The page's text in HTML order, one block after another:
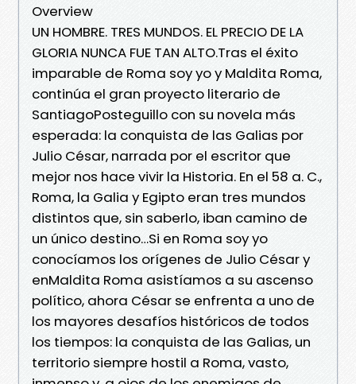
Overview
UN HOMBRE. TRES MUNDOS. EL PRECIO DE LA
GLORIA NUNCA FUE TAN ALTO.Tras el éxito
imparable de Roma soy yo y Maldita Roma,
continúa el gran proyecto literario de
SantiagoPosteguillo con su novela más
esperada: la conquista de las Galias por
Julio César, narrada por el escritor que
mejor nos hace vivir la Historia. En el 58 a. C.,
Roma, la Galia y Egipto eran tres mundos
distintos que, sin saberlo, iban camino de
un único destino…Si en Roma soy yo
conocíamos los orígenes de Julio César y
enMaldita Roma asistíamos a su ascenso
político, ahora César se enfrenta a uno de
los mayores desafíos históricos de todos
los tiempos: la conquista de las Galias, un
territorio siempre hostil a Roma, vasto,